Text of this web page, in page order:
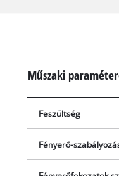
függetlenül működő
teljesítményű,
fényhőmérsékletű
mint a hasonló
megvilágításról a két
Műszaki
Feszültség
Fényerő-